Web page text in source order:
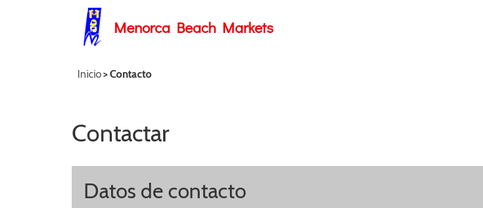
Menorca Beach Markets
Inicio> Contacto
Contactar
Datos de contacto